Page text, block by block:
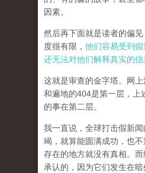
因素。
然后再下面就是读者的偏
度很有限， 他们容易受到
还无法对他们解释真实的信
这就是审查的金字塔。网
和遍地的404是第一层，上
的事在第二层。
我一直说，全球打击假新
竭，就算能圆满成功，也
存在的地方就没有真相。而
承认的，因为它们发生在